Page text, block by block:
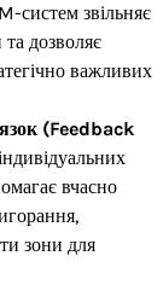
систем звільняє
дозволяє
важливих
(Feedback
вчасно
зони для